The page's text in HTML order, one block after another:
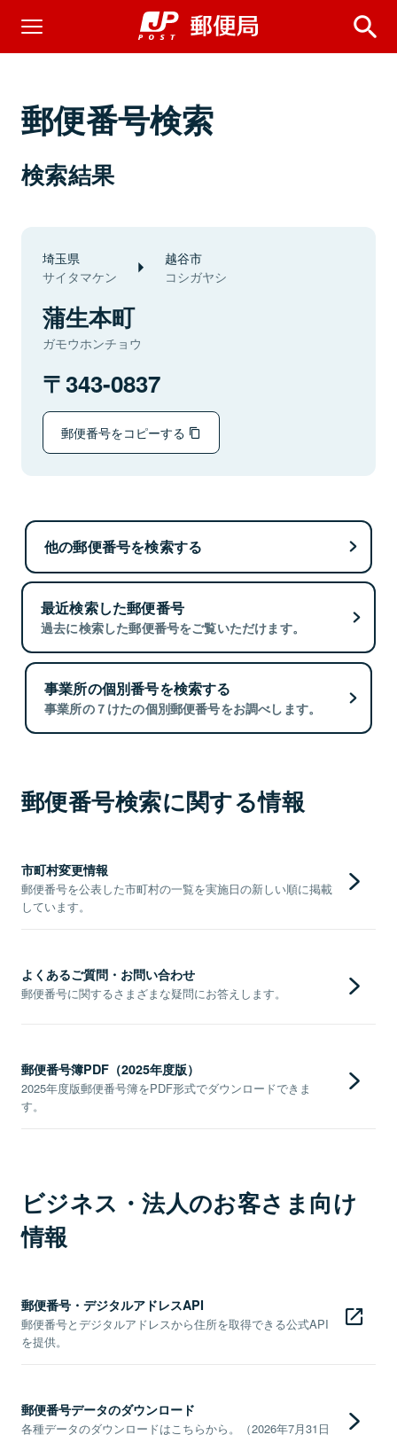
郵便番号検索
検索結果
埼玉県
サイタマケン
越谷市
コシガヤシ
蒲生本町
ガモウホンチョウ
343-0837
郵便番号をコピーする
他の郵便番号を検索する
最近検索した郵便番号
過去に検索した郵便番号をご覧いただけます。
事業所の個別番号を検索する
事業所の７けたの個別郵便番号をお調べします。
郵便番号検索に関する情報
市町村変更情報
郵便番号を公表した市町村の一覧を実施日の新しい順に掲載
しています。
よくあるご質問・お問い合わせ
郵便番号に関するさまざまな疑問にお答えします。
郵便番号簿PDF（2025年度版）
2025年度版郵便番号簿をPDF形式でダウンロードできま
す。
ビジネス・法人のお客さま向け
情報
郵便番号・デジタルアドレスAPI
郵便番号とデジタルアドレスから住所を取得できる公式API
を提供。
郵便番号データのダウンロード
各種データのダウンロードはこちらから。（2026年7月31日